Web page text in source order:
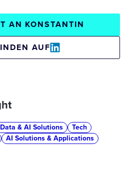
AN KONSTANTIN
AUF
& AI Solutions
Tech
AI Solutions & Applications